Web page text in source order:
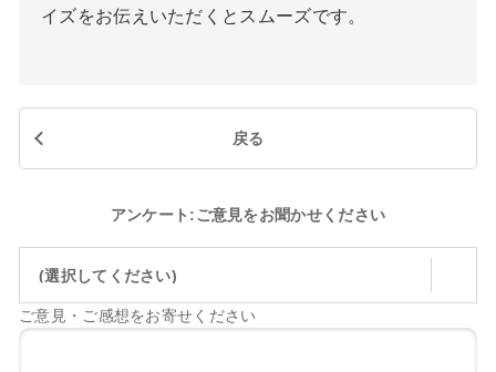
イズをお伝えいただくとスムーズです。
戻る
アンケート:ご意見をお聞かせください
(選択してください)
ご意見・ご感想をお寄せください